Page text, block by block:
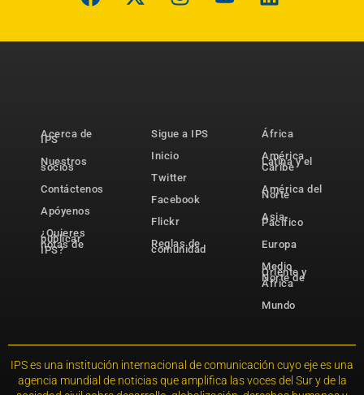
Acerca de
IPS
Nuestros
socios
Contáctenos
Apóyenos
¿Quieres
publicar
notas de
IPS?
Sigue a IPS
Inicio
Twitter
Facebook
Flickr
Reglas de
comunidad
África
América
Latina y el
Caribe
América del
Norte
Asia-
Pacífico
Europa
Medio
Oriente y
Norte de
África
Mundo
IPS es una institución internacional de comunicación cuyo eje es una
agencia mundial de noticias que amplifica las voces del Sur y de la